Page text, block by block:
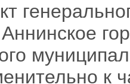
к